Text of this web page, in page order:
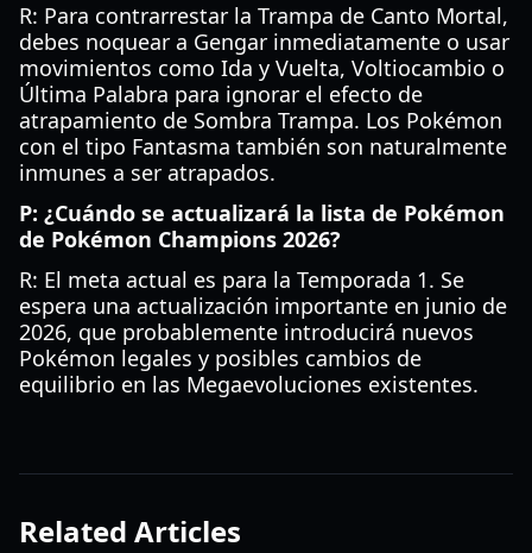
R: Para contrarrestar la Trampa de Canto Mortal,
debes noquear a Gengar inmediatamente o usar
movimientos como Ida y Vuelta, Voltiocambio o
Última Palabra para ignorar el efecto de
atrapamiento de Sombra Trampa. Los Pokémon
con el tipo Fantasma también son naturalmente
inmunes a ser atrapados.
P: ¿Cuándo se actualizará la lista de Pokémon
de Pokémon Champions 2026?
R: El meta actual es para la Temporada 1. Se
espera una actualización importante en junio de
2026, que probablemente introducirá nuevos
Pokémon legales y posibles cambios de
equilibrio en las Megaevoluciones existentes.
Related Articles